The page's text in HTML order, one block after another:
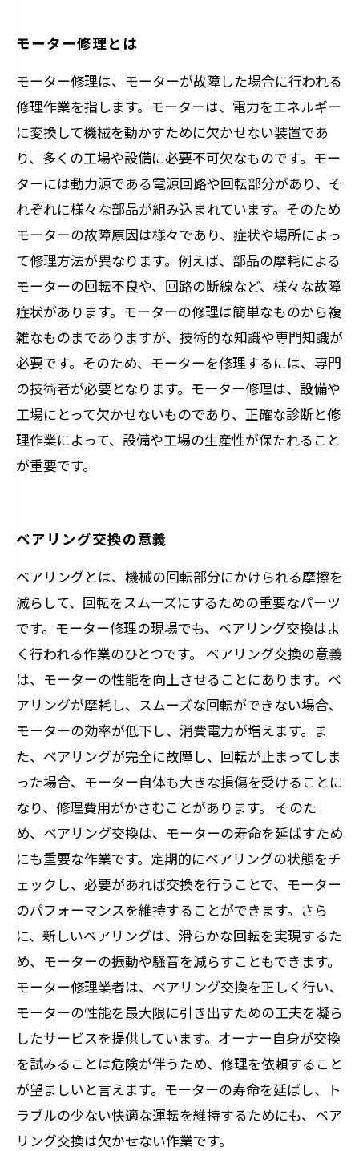
モーター修理とは
モーター修理は、モーターが故障した場合に行われる
修理作業を指します。モーターは、電力をエネルギー
に変換して機械を動かすために欠かせない装置であ
り、多くの工場や設備に必要不可欠なものです。モー
ターには動力源である電源回路や回転部分があり、そ
れぞれに様々な部品が組み込まれています。そのため
モーターの故障原因は様々であり、症状や場所によっ
て修理方法が異なります。例えば、部品の摩耗による
モーターの回転不良や、回路の断線など、様々な故障
症状があります。モーターの修理は簡単なものから複
雑なものまでありますが、技術的な知識や専門知識が
必要です。そのため、モーターを修理するには、専門
の技術者が必要となります。モーター修理は、設備や
工場にとって欠かせないものであり、正確な診断と修
理作業によって、設備や工場の生産性が保たれること
が重要です。
ベアリング交換の意義
ベアリングとは、機械の回転部分にかけられる摩擦を
減らして、回転をスムーズにするための重要なパーツ
です。モーター修理の現場でも、ベアリング交換はよ
く行われる作業のひとつです。 ベアリング交換の意義
は、モーターの性能を向上させることにあります。ベ
アリングが摩耗し、スムーズな回転ができない場合、
モーターの効率が低下し、消費電力が増えます。ま
た、ベアリングが完全に故障し、回転が止まってしま
った場合、モーター自体も大きな損傷を受けることに
なり、修理費用がかさむことがあります。 そのた
め、ベアリング交換は、モーターの寿命を延ばすため
にも重要な作業です。定期的にベアリングの状態をチ
ェックし、必要があれば交換を行うことで、モーター
のパフォーマンスを維持することができます。さら
に、新しいベアリングは、滑らかな回転を実現するた
め、モーターの振動や騒音を減らすこともできます。
モーター修理業者は、ベアリング交換を正しく行い、
モーターの性能を最大限に引き出すための工夫を凝ら
したサービスを提供しています。オーナー自身が交換
を試みることは危険が伴うため、修理を依頼すること
が望ましいと言えます。モーターの寿命を延ばし、ト
ラブルの少ない快適な運転を維持するためにも、ベア
リング交換は欠かせない作業です。